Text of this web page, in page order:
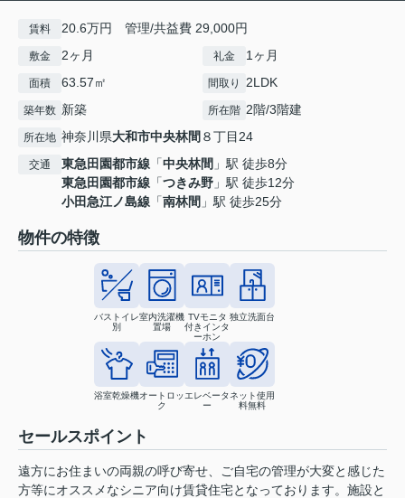
賃料 20.6万円 管理/共益費 29,000円
敷金 2ヶ月 礼金 1ヶ月
面積 63.57㎡ 間取り 2LDK
築年数 新築 所在階 2階/3階建
所在地 神奈川県大和市中央林間 ８丁目24
交通 東急田園都市線 「中央林間 」駅 徒歩8分
東急田園都市線 「つきみ野 」駅 徒歩12分
小田急江ノ島線 「南林間 」駅 徒歩25分
物件の特徴
バストイレ
別
室内洗濯機
置場
TVモニタ
付きインタ
ーホン
独立洗面台
浴室乾燥機オートロッ
ク
エレベータ
ー
ネット使用
料無料
セールスポイント
遠方にお住まいの両親の呼び寄せ、ご自宅の管理が大変と感じた
方等にオススメなシニア向け賃貸住宅となっております。施設と